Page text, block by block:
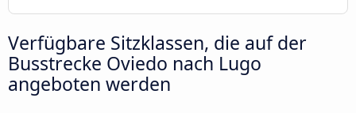
Verfügbare Sitzklassen, die auf der
Busstrecke Oviedo nach Lugo
angeboten werden